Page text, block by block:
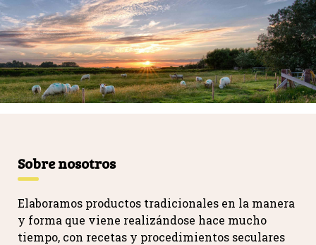
Sobre nosotros
Elaboramos productos tradicionales en la manera
y forma que viene realizándose hace mucho
tiempo, con recetas y procedimientos seculares